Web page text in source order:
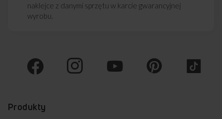
naklejce z danymi sprzętu w karcie gwarancyjnej
wyrobu.
Produkty